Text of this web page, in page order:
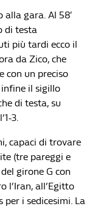
gara. Al 58′
di testa
più tardi ecco il
da Zico, che
con un preciso
infine il sigillo
di testa, su
3.
capaci di trovare
(tre pareggi e
girone G con
l’Iran, all’Egitto
per i sedicesimi. La